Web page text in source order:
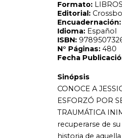
recuperarse de su
historia de aquella
adolescentes durante
alteraciones en la
reemplazó, algo
donde Belle vive
Jones sabe que nada
como maneja sus
de nadie» sabe que,